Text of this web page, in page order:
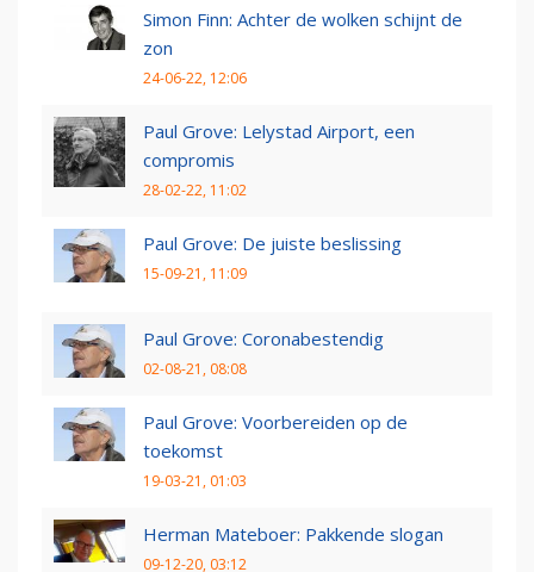
Simon Finn: Achter de wolken schijnt de
zon
24-06-22, 12:06
Paul Grove: Lelystad Airport, een
compromis
28-02-22, 11:02
Paul Grove: De juiste beslissing
15-09-21, 11:09
Paul Grove: Coronabestendig
02-08-21, 08:08
Paul Grove: Voorbereiden op de
toekomst
19-03-21, 01:03
Herman Mateboer: Pakkende slogan
09-12-20, 03:12